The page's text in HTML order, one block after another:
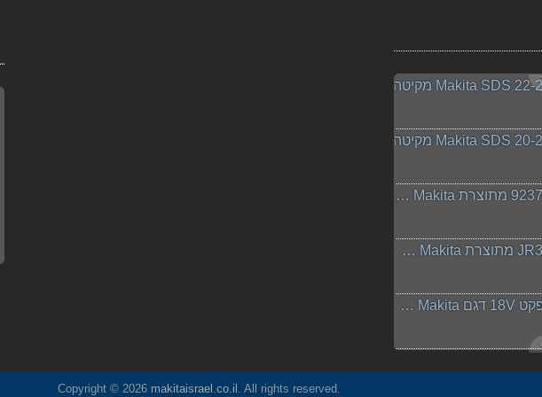
מלטשת "7 9237CBN מתוצרת Makita מקיטה
מסור חרב JR3060T מתוצרת Makita מקיטה
סט מקדחה ואימפקט 18V דגם DLX2141YX1 Makita מקיטה
Copyright © 2026 makitaisrael.co.il . All rights reserved.